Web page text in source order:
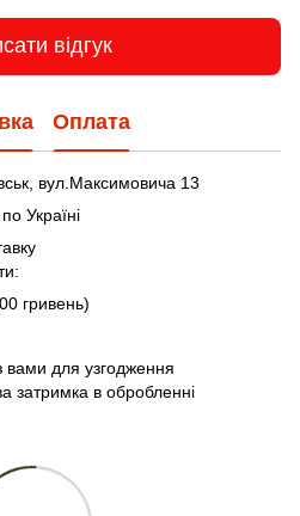
відгук
Оплата
вул.Максимовича 13
Україні
гривень)
для узгодження
в обробленні